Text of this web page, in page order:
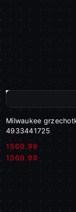
Milwaukee
4933441725
Cena:
1560.99
Cena:
1560.99